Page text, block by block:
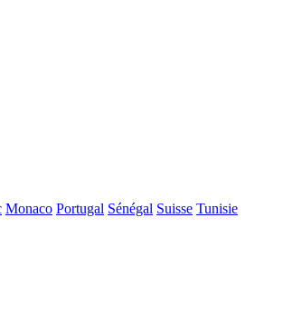
Monaco Portugal Sénégal Suisse Tunisie